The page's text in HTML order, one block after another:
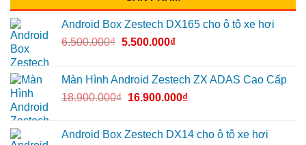
Android Box Zestech DX165 cho ô tô xe hơi
6.500.000₫ 5.500.000₫
Màn Hình Android Zestech ZX ADAS Cao Cấp
18.900.000₫ 16.900.000₫
Android Box Zestech DX14 cho ô tô xe hơi